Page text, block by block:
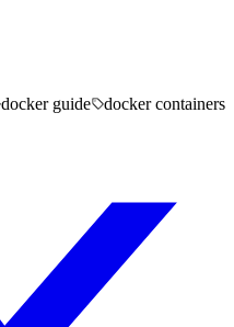
docker guide
docker containers